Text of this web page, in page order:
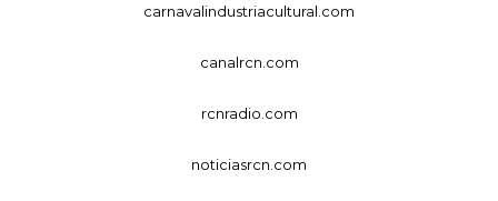
carnavalindustriacultural.com
canalrcn.com
rcnradio.com
noticiasrcn.com